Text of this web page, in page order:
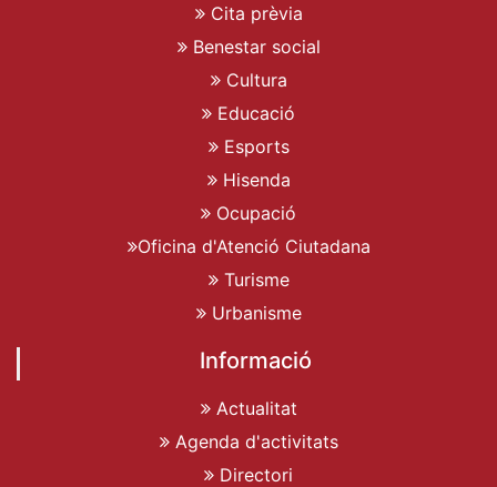
Cita prèvia
Benestar social
Cultura
Educació
Esports
Hisenda
Ocupació
Oficina d'Atenció Ciutadana
Turisme
Urbanisme
Informació
Actualitat
Agenda d'activitats
Directori